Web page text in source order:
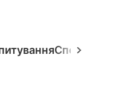
Спецпроєкти